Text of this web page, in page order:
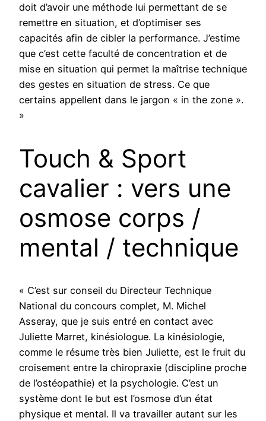
doit d’avoir une méthode lui permettant de se
remettre en situation, et d’optimiser ses
capacités afin de cibler la performance. J’estime
que c’est cette faculté de concentration et de
mise en situation qui permet la maîtrise technique
des gestes en situation de stress. Ce que
certains appellent dans le jargon « in the zone ».
»
Touch & Sport
cavalier : vers une
osmose corps /
mental / technique
« C’est sur conseil du Directeur Technique
National du concours complet, M. Michel
Asseray, que je suis entré en contact avec
Juliette Marret, kinésiologue. La kinésiologie,
comme le résume très bien Juliette, est le fruit du
croisement entre la chiropraxie (discipline proche
de l’ostéopathie) et la psychologie. C’est un
système dont le but est l’osmose d’un état
physique et mental. Il va travailler autant sur les